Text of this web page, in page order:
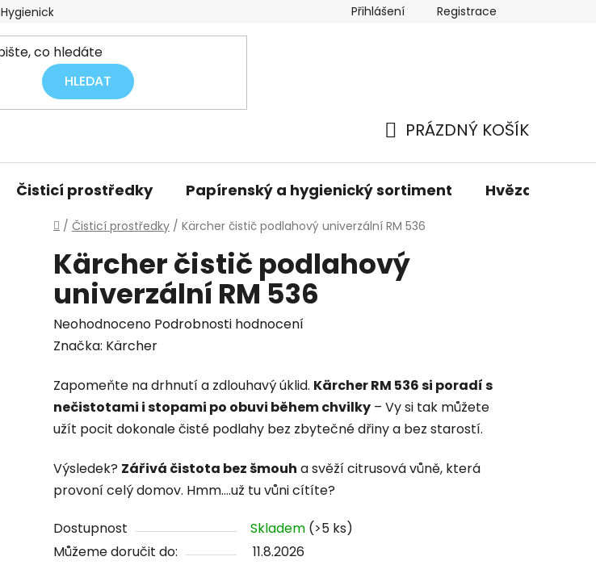
Hygienický audit úklidu Podmínky ochrany osobních údajů
Přihlášení Registrace
HLEDAT
NÁKUPNÍ
PRÁZDNÝ KOŠÍK
Čisticí prostředky Papírenský a hygienický sortiment Hvězdné
Domů
/ Čisticí prostředky / Kärcher čistič podlahový univerzální RM 536
Kärcher čistič podlahový
univerzální RM 536
Průměrné
hodnocení
je
0,0
z
hvězdiček.
Neohodnoceno Podrobnosti hodnocení
Značka: Kärcher
Zapomeňte na drhnutí a zdlouhavý úklid. Kärcher RM 536 si poradí s
nečistotami i stopami po obuvi během chvilky – Vy si tak můžete
užít pocit dokonale čisté podlahy bez zbytečné dřiny a bez starostí.
Výsledek? Zářivá čistota bez šmouh a svěží citrusová vůně, která
provoní celý domov. Hmm....už tu vůni cítíte?
Dostupnost Skladem (>5 ks)
Můžeme doručit do:
11.8.2026